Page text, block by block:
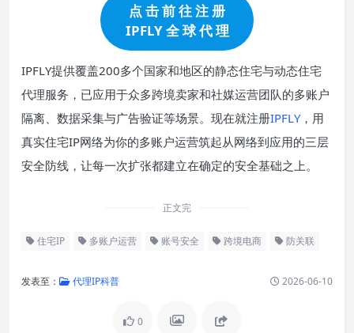
点 击 前 往 注 册
IPFLY 全 球 代 理
IPFLY提供覆盖200多个国家和地区的静态住宅与动态住宅
代理服务，已应用于众多跨境卖家和社媒运营团队的多账户
隔离、数据采集与广告验证等场景。现在就注册IPFLY，用
真实住宅IP网络为你的多账户运营筑起从网络到应用的三层
安全防线，让每一次扩张都建立在确定的安全基础之上。
正文完
住宅IP 多账户运营 账号安全 跨境电商 防关联
发表至： 代理IP科普 2026-06-10
0